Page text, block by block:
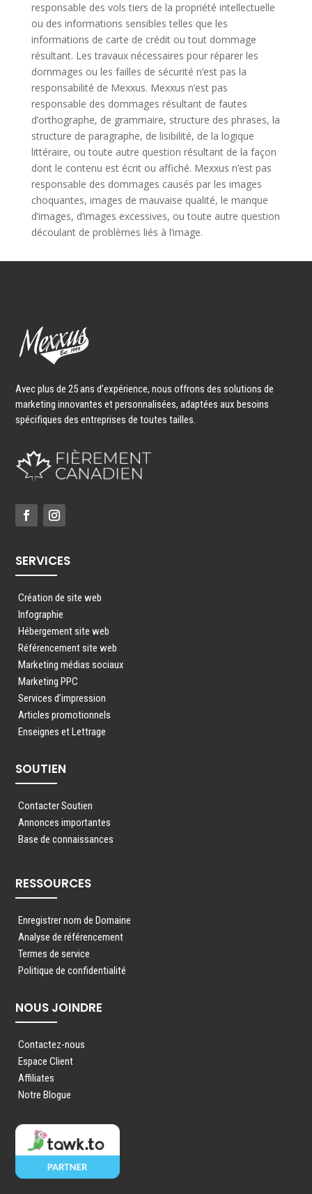
responsable des vols tiers de la propriété intellectuelle
ou des informations sensibles telles que les
informations de carte de crédit ou tout dommage
résultant. Les travaux nécessaires pour réparer les
dommages ou les failles de sécurité n’est pas la
responsabilité de Mexxus. Mexxus n’est pas
responsable des dommages résultant de fautes
d’orthographe, de grammaire, structure des phrases, la
structure de paragraphe, de lisibilité, de la logique
littéraire, ou toute autre question résultant de la façon
dont le contenu est écrit ou affiché. Mexxus n’est pas
responsable des dommages causés par les images
choquantes, images de mauvaise qualité, le manque
d’images, d’images excessives, ou toute autre question
découlant de problèmes liés à l’image.
Avec plus de 25 ans d’expérience, nous offrons des solutions de
marketing innovantes et personnalisées, adaptées aux besoins
spécifiques des entreprises de toutes tailles.
SERVICES
Création de site web
Infographie
Hébergement site web
Référencement site web
Marketing médias sociaux
Marketing PPC
Services d’impression
Articles promotionnels
Enseignes et Lettrage
SOUTIEN
Contacter Soutien
Annonces importantes
Base de connaissances
RESSOURCES
Enregistrer nom de Domaine
Analyse de référencement
Termes de service
Politique de confidentialité
NOUS JOINDRE
Contactez-nous
Espace Client
Affiliates
Notre Blogue